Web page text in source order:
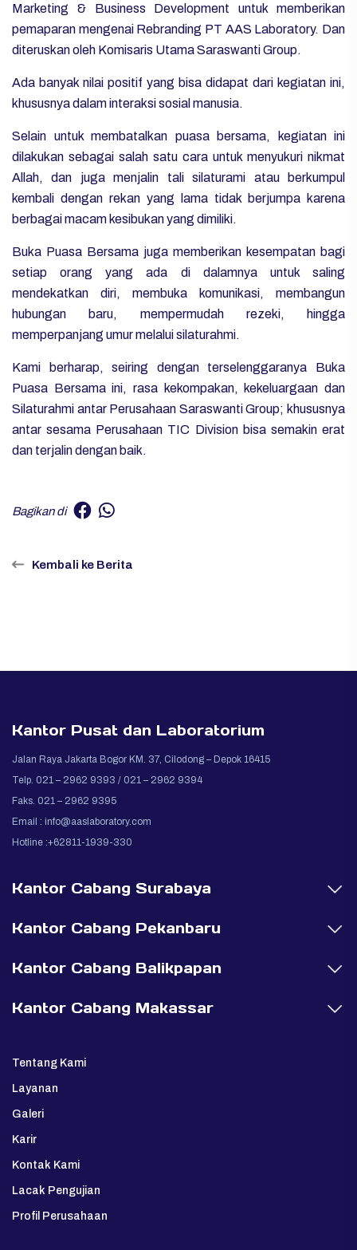
Marketing & Business Development untuk memberikan
pemaparan mengenai Rebranding PT AAS Laboratory. Dan
diteruskan oleh Komisaris Utama Saraswanti Group.
Ada banyak nilai positif yang bisa didapat dari kegiatan ini,
khususnya dalam interaksi sosial manusia.
Selain untuk membatalkan puasa bersama, kegiatan ini
dilakukan sebagai salah satu cara untuk menyukuri nikmat
Allah, dan juga menjalin tali silaturami atau berkumpul
kembali dengan rekan yang lama tidak berjumpa karena
berbagai macam kesibukan yang dimiliki.
Buka Puasa Bersama juga memberikan kesempatan bagi
setiap orang yang ada di dalamnya untuk saling
mendekatkan diri, membuka komunikasi, membangun
hubungan baru, mempermudah rezeki, hingga
memperpanjang umur melalui silaturahmi.
Kami berharap, seiring dengan terselenggaranya Buka
Puasa Bersama ini, rasa kekompakan, kekeluargaan dan
Silaturahmi antar Perusahaan Saraswanti Group; khususnya
antar sesama Perusahaan TIC Division bisa semakin erat
dan terjalin dengan baik.
Bagikan di
Kembali ke Berita
Kantor Pusat dan Laboratorium
Jalan Raya Jakarta Bogor KM. 37, Cilodong – Depok 16415
Telp. 021 – 2962 9393 / 021 – 2962 9394
Faks. 021 – 2962 9395
Email : info@aaslaboratory.com
Hotline :+62811-1939-330
Kantor Cabang Surabaya
Kantor Cabang Pekanbaru
Kantor Cabang Balikpapan
Kantor Cabang Makassar
Tentang Kami
Layanan
Galeri
Karir
Kontak Kami
Lacak Pengujian
Profil Perusahaan